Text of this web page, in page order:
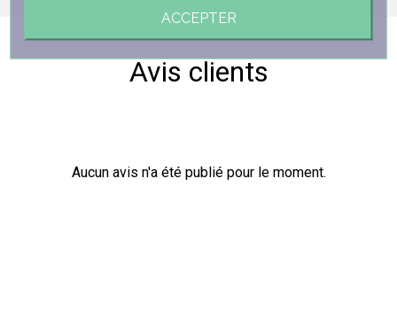
Avis clients
Aucun avis n'a été publié pour le moment.
ACCEPTER